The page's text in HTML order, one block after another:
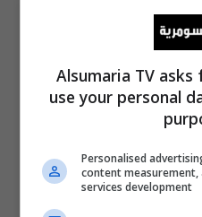
يحقق مبتغياته
Alsumaria TV
use your personal
Personalised
content measurement,
services development